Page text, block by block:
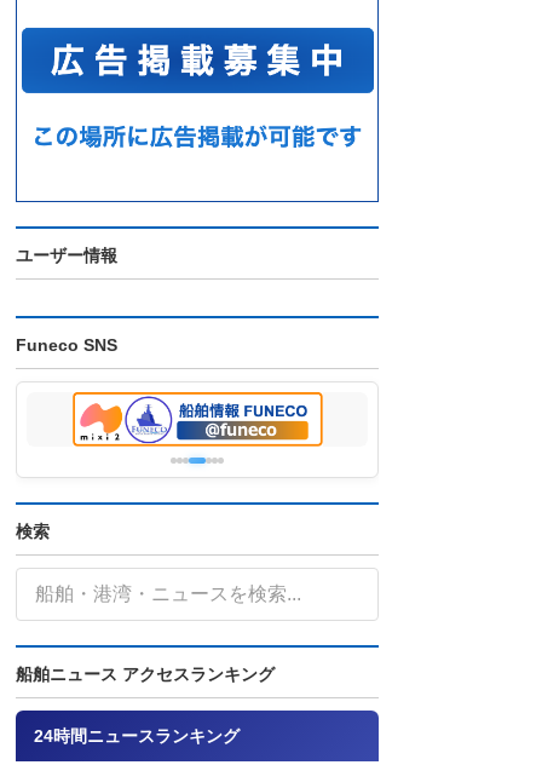
ユーザー情報
Funeco SNS
検索
船舶ニュース アクセスランキング
24時間ニュースランキング